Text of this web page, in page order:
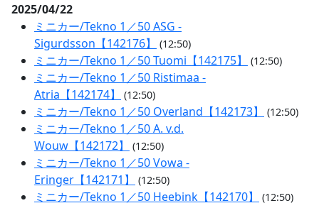
2025/04/22
ミニカー/Tekno 1／50 ASG -
Sigurdsson【142176】
(12:50)
ミニカー/Tekno 1／50 Tuomi【142175】 (12:50)
ミニカー/Tekno 1／50 Ristimaa -
Atria【142174】
(12:50)
ミニカー/Tekno 1／50 Overland【142173】 (12:50)
ミニカー/Tekno 1／50 A. v.d.
Wouw【142172】
(12:50)
ミニカー/Tekno 1／50 Vowa -
Eringer【142171】
(12:50)
ミニカー/Tekno 1／50 Heebink【142170】 (12:50)